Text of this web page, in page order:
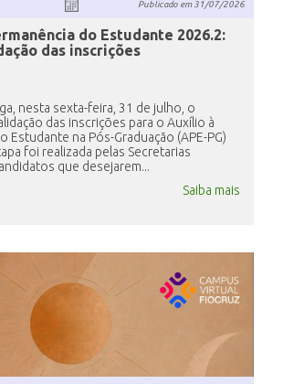
Publicado em 31/07/2026
do Estudante 2026.2:
das inscrições
nesta sexta-feira, 31 de julho, o
das inscrições para o Auxílio à
Estudante na Pós-Graduação (APE-PG)
foi realizada pelas Secretarias
que desejarem...
Saiba mais